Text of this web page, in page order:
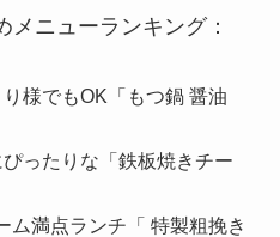
メニューランキング：
様でもOK「もつ鍋 醤油
ったりな「鉄板焼きチー
ム満点ランチ「 特製粗挽き